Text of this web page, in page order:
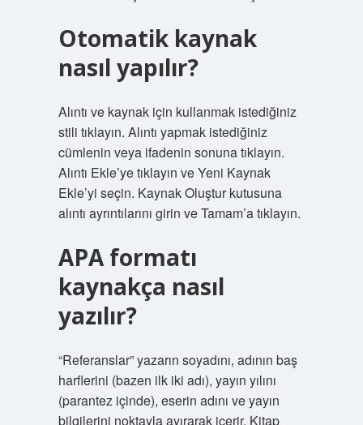
Otomatik kaynak
nasıl yapılır?
Alıntı ve kaynak için kullanmak istediğiniz
stili tıklayın. Alıntı yapmak istediğiniz
cümlenin veya ifadenin sonuna tıklayın.
Alıntı Ekle’ye tıklayın ve Yeni Kaynak
Ekle’yi seçin. Kaynak Oluştur kutusuna
alıntı ayrıntılarını girin ve Tamam’a tıklayın.
APA formatı
kaynakça nasıl
yazılır?
“Referanslar” yazarın soyadını, adının baş
harflerini (bazen ilk iki adı), yayın yılını
(parantez içinde), eserin adını ve yayın
bilgilerini noktayla ayırarak içerir. Kitap